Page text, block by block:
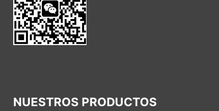
NUESTROS PRODUCTOS